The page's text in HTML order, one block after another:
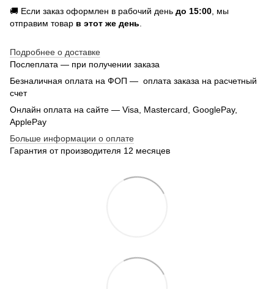
🚚 Если заказ оформлен в рабочий день до 15:00 , мы
отправим товар в этот же день
Подробнее о доставке
Послеплата — при получении заказа
Безналичная оплата на ФОП — оплата заказа на расчетный
счет
Онлайн оплата на сайте — Visa, Mastercard, GooglePay,
ApplePay
Больше информации о оплате
Гарантия от производителя 12 месяцев